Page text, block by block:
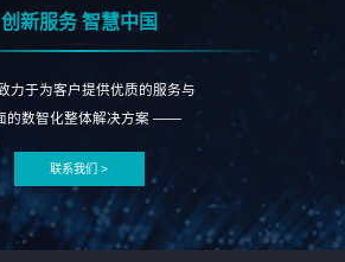
创新服务 智慧中国
于为客户提供优质的服务与
的数智化整体解决方案 ——
联系我们 >